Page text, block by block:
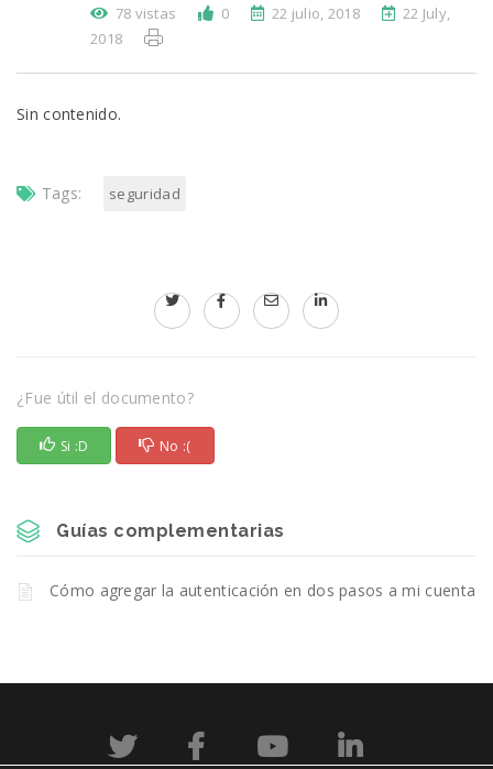
78 vistas 0 22 julio, 2018
22 July,
2018
Sin contenido.
Tags: seguridad
¿Fue útil el documento?
Si :D No :(
Guías complementarias
Cómo agregar la autenticación en dos pasos a mi cuenta